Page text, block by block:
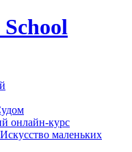
онлайн-курс
маленьких